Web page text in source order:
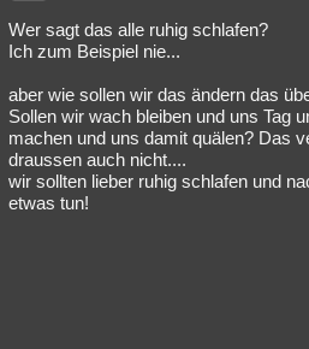
Wer sagt das alle ruhig schlafen?
Ich zum Beispiel nie...
aber wie sollen wir das ändern das
Sollen wir wach bleiben und uns Tag
machen und uns damit quälen? Das
draussen auch nicht....
wir sollten lieber ruhig schlafen und
etwas tun!